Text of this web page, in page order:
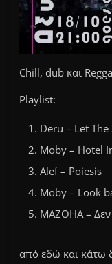
Chill, dub και
Playlist:
Deru – Let
Moby – Hotel
Alef – Poiesis
Moby – Look
MAZOHA – Δεν
από εδώ και κάτω